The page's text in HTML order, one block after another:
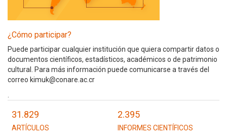
¿Cómo participar?
Puede participar cualquier institución que quiera compartir datos o
documentos científicos, estadísticos, académicos o de patrimonio
cultural. Para más información puede comunicarse a través del
correo kimuk@conare.ac.cr
31.829
ARTÍCULOS
2.395
INFORMES CIENTÍFICOS